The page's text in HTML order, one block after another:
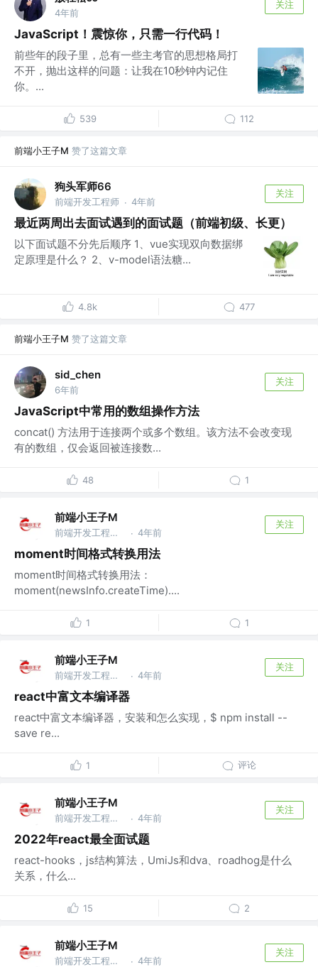
4年前
关注
JavaScript！震惊你，只需一行代码！
前些年的段子里，总有一些主考官的思想格局打
不开，抛出这样的问题：让我在10秒钟内记住
你。...
539 112
前端小王子M 赞了这篇文章
狗头军师66
前端开发工程师 · 4年前
关注
最近两周出去面试遇到的面试题（前端初级、长更）
以下面试题不分先后顺序 1、vue实现双向数据绑
定原理是什么？ 2、v-model语法糖...
4.8k 477
前端小王子M 赞了这篇文章
sid_chen
6年前
关注
JavaScript中常用的数组操作方法
concat() 方法用于连接两个或多个数组。该方法不会改变现
有的数组，仅会返回被连接数...
48 1
前端小王子M
前端开发工程师 @阿里巴巴 · 4年前
关注
moment时间格式转换用法
moment时间格式转换用法：
moment(newsInfo.createTime)....
1 1
前端小王子M
前端开发工程师 @阿里巴巴 · 4年前
关注
react中富文本编译器
react中富文本编译器，安装和怎么实现，$ npm install --
save re...
1 评论
前端小王子M
前端开发工程师 @阿里巴巴 · 4年前
关注
2022年react最全面试题
react-hooks，js结构算法，UmiJs和dva、roadhog是什么
关系，什么...
15 2
前端小王子M
前端开发工程师 @阿里巴巴 · 4年前
关注